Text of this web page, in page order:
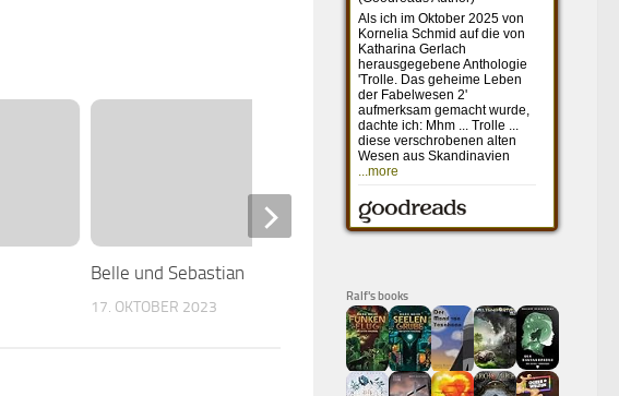
Belle und Sebastian
17. OKTOBER 2023 20. MAI 2016
Ralf's books